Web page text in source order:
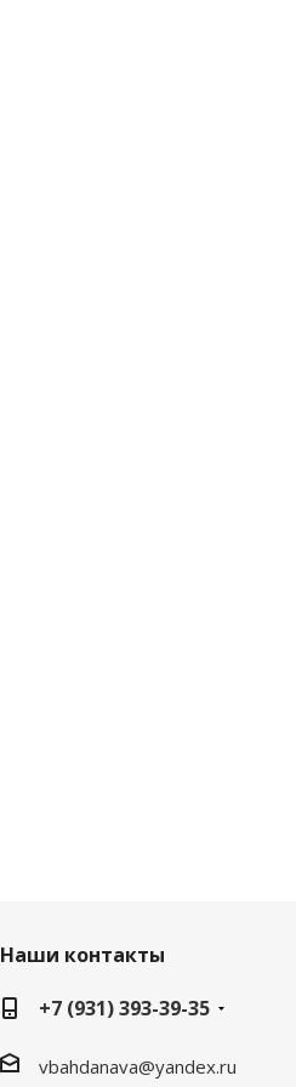
Наши контакты
+7 (931) 393-39-35
vbahdanava@yandex.ru